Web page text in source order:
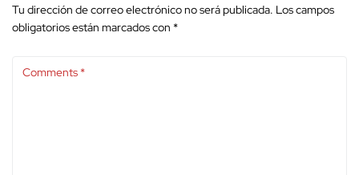
Tu dirección de correo electrónico no será publicada. Los campos
obligatorios están marcados con *